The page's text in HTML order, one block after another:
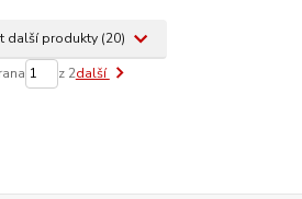
další produkty (20)
z 2další